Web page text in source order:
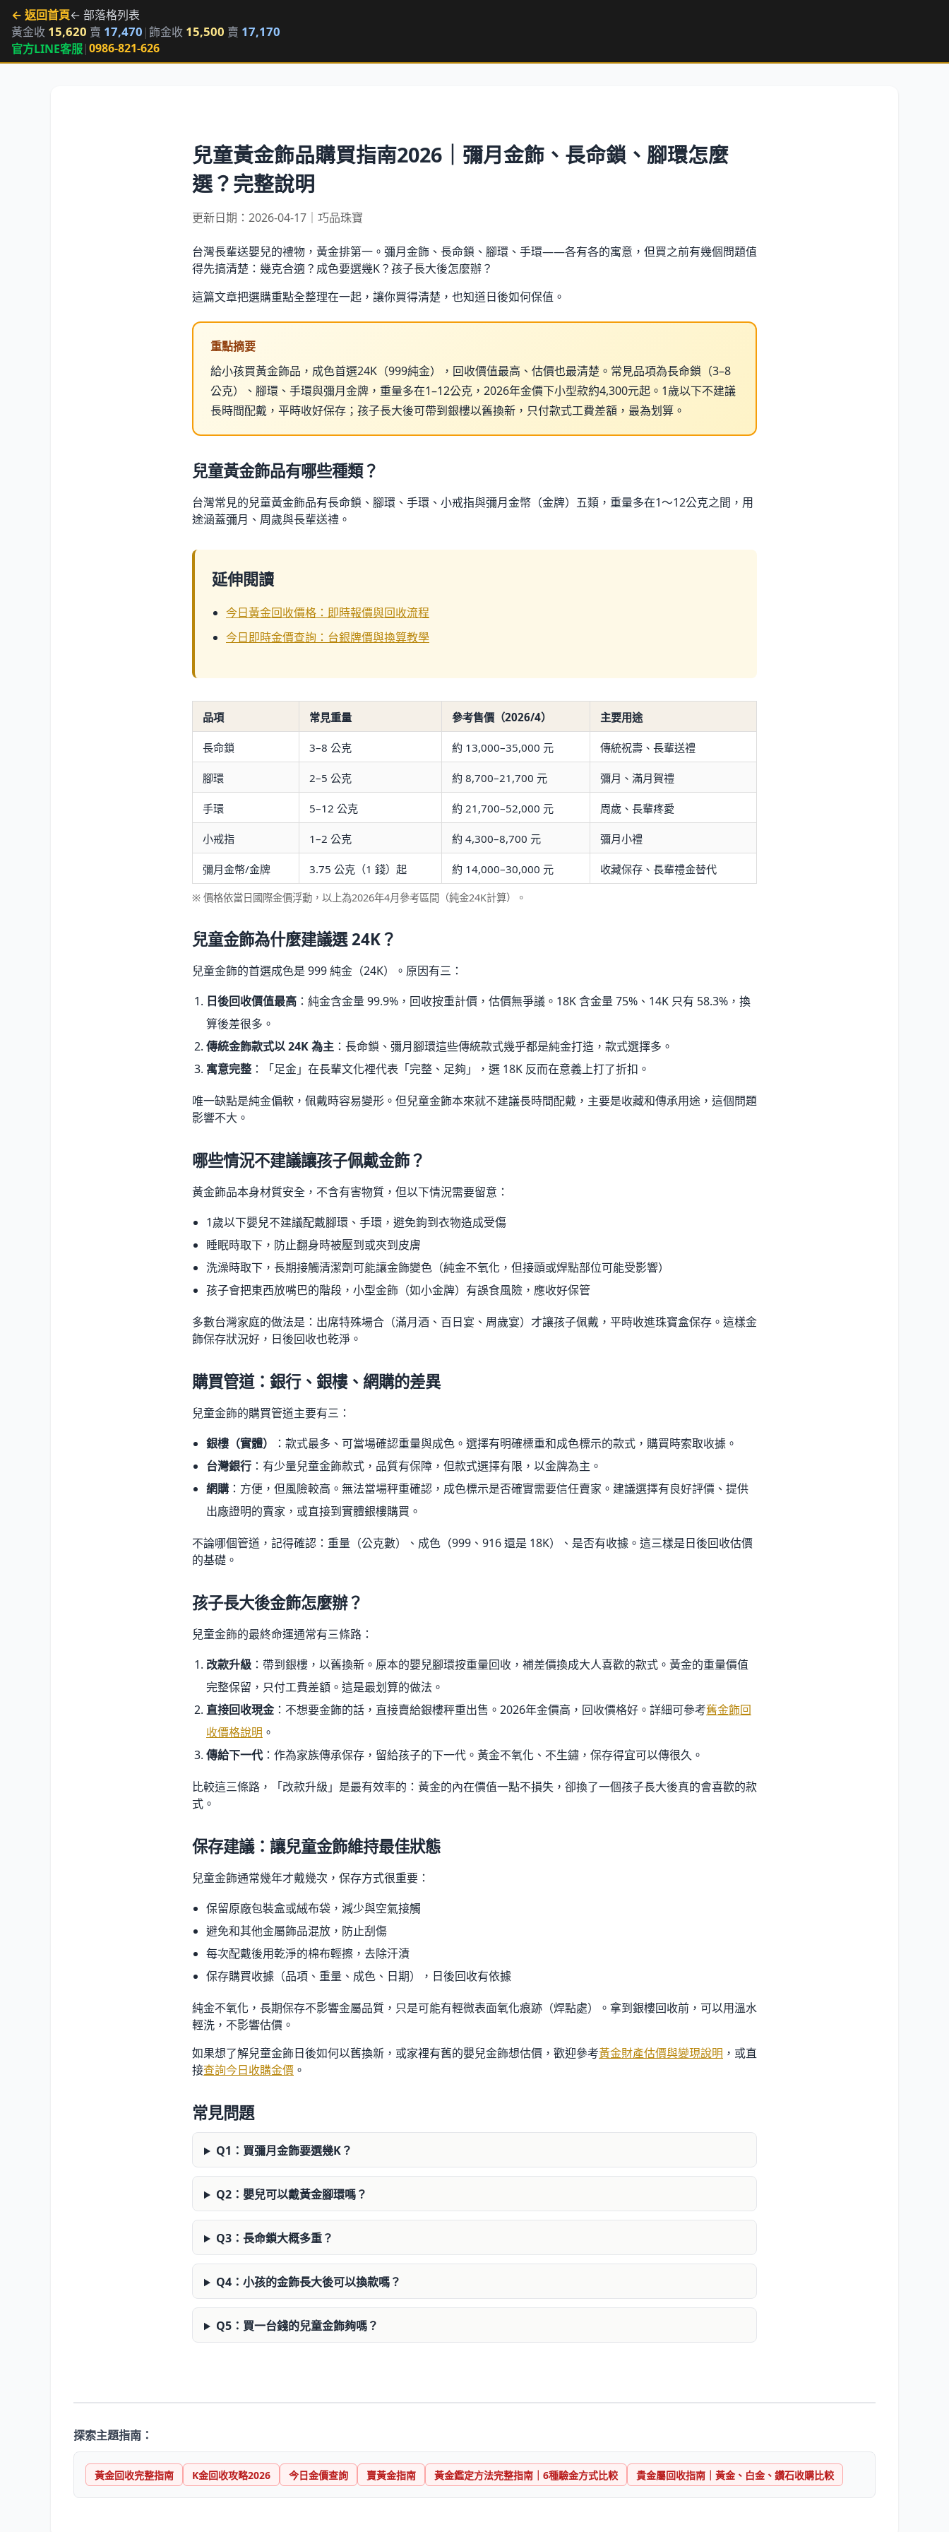
← 返回首頁← 部落格列表
黃金收 15,620 賣 17,470 |飾金收 15,500 賣 17,170
官方LINE客服|0986-821-626
兒童黃金飾品購買指南2026｜彌月金飾、長命鎖、腳環怎麼
選？完整說明
更新日期：2026-04-17｜巧品珠寶
台灣長輩送嬰兒的禮物，黃金排第一。彌月金飾、長命鎖、腳環、手環——各有各的寓意，但買之前有幾個問題值
得先搞清楚：幾克合適？成色要選幾K？孩子長大後怎麼辦？
這篇文章把選購重點全整理在一起，讓你買得清楚，也知道日後如何保值。
重點摘要
給小孩買黃金飾品，成色首選24K（999純金），回收價值最高、估價也最清楚。常見品項為長命鎖（3–8
公克）、腳環、手環與彌月金牌，重量多在1–12公克，2026年金價下小型款約4,300元起。1歲以下不建議
長時間配戴，平時收好保存；孩子長大後可帶到銀樓以舊換新，只付款式工費差額，最為划算。
兒童黃金飾品有哪些種類？
台灣常見的兒童黃金飾品有長命鎖、腳環、手環、小戒指與彌月金幣（金牌）五類，重量多在1～12公克之間，用
途涵蓋彌月、周歲與長輩送禮。
延伸閱讀
今日黃金回收價格：即時報價與回收流程
今日即時金價查詢：台銀牌價與換算教學
品項 常見重量 參考售價（2026/4） 主要用途
長命鎖 3–8 公克 約 13,000–35,000 元 傳統祝壽、長輩送禮
腳環 2–5 公克 約 8,700–21,700 元 彌月、滿月賀禮
手環 5–12 公克 約 21,700–52,000 元 周歲、長輩疼愛
小戒指 1–2 公克 約 4,300–8,700 元 彌月小禮
彌月金幣/金牌 3.75 公克（1 錢）起 約 14,000–30,000 元 收藏保存、長輩禮金替代
※ 價格依當日國際金價浮動，以上為2026年4月參考區間（純金24K計算）。
兒童金飾為什麼建議選 24K？
兒童金飾的首選成色是 999 純金（24K）。原因有三：
日後回收價值最高 ：純金含金量 99.9%，回收按重計價，估價無爭議。18K 含金量 75%、14K 只有 58.3%，換
算後差很多。
傳統金飾款式以 24K 為主 ：長命鎖、彌月腳環這些傳統款式幾乎都是純金打造，款式選擇多。
寓意完整 ：「足金」在長輩文化裡代表「完整、足夠」，選 18K 反而在意義上打了折扣。
唯一缺點是純金偏軟，佩戴時容易變形。但兒童金飾本來就不建議長時間配戴，主要是收藏和傳承用途，這個問題
影響不大。
哪些情況不建議讓孩子佩戴金飾？
黃金飾品本身材質安全，不含有害物質，但以下情況需要留意：
1歲以下嬰兒不建議配戴腳環、手環，避免鉤到衣物造成受傷
睡眠時取下，防止翻身時被壓到或夾到皮膚
洗澡時取下，長期接觸清潔劑可能讓金飾變色（純金不氧化，但接頭或焊點部位可能受影響）
孩子會把東西放嘴巴的階段，小型金飾（如小金牌）有誤食風險，應收好保管
多數台灣家庭的做法是：出席特殊場合（滿月酒、百日宴、周歲宴）才讓孩子佩戴，平時收進珠寶盒保存。這樣金
飾保存狀況好，日後回收也乾淨。
購買管道：銀行、銀樓、網購的差異
兒童金飾的購買管道主要有三：
銀樓（實體）
：款式最多、可當場確認重量與成色。選擇有明確標重和成色標示的款式，購買時索取收據。
台灣銀行 ：有少量兒童金飾款式，品質有保障，但款式選擇有限，以金牌為主。
網購 ：方便，但風險較高。無法當場秤重確認，成色標示是否確實需要信任賣家。建議選擇有良好評價、提供
出廠證明的賣家，或直接到實體銀樓購買。
不論哪個管道，記得確認：重量（公克數）、成色（999、916 還是 18K）、是否有收據。這三樣是日後回收估價
的基礎。
孩子長大後金飾怎麼辦？
兒童金飾的最終命運通常有三條路：
改款升級 ：帶到銀樓，以舊換新。原本的嬰兒腳環按重量回收，補差價換成大人喜歡的款式。黃金的重量價值
完整保留，只付工費差額。這是最划算的做法。
直接回收現金：不想要金飾的話，直接賣給銀樓秤重出售。2026年金價高，回收價格好。詳細可參考舊金飾回
收價格說明 。
傳給下一代：作為家族傳承保存，留給孩子的下一代。黃金不氧化、不生鏽，保存得宜可以傳很久。
比較這三條路，「改款升級」是最有效率的：黃金的內在價值一點不損失，卻換了一個孩子長大後真的會喜歡的款
式。
保存建議：讓兒童金飾維持最佳狀態
兒童金飾通常幾年才戴幾次，保存方式很重要：
保留原廠包裝盒或絨布袋，減少與空氣接觸
避免和其他金屬飾品混放，防止刮傷
每次配戴後用乾淨的棉布輕擦，去除汗漬
保存購買收據（品項、重量、成色、日期），日後回收有依據
純金不氧化，長期保存不影響金屬品質，只是可能有輕微表面氧化痕跡（焊點處）。拿到銀樓回收前，可以用溫水
輕洗，不影響估價。
如果想了解兒童金飾日後如何以舊換新，或家裡有舊的嬰兒金飾想估價，歡迎參考黃金財產估價與變現說明 ，或直
接查詢今日收購金價 。
常見問題
Q1：買彌月金飾要選幾K？
Q2：嬰兒可以戴黃金腳環嗎？
Q3：長命鎖大概多重？
Q4：小孩的金飾長大後可以換款嗎？
Q5：買一台錢的兒童金飾夠嗎？
探索主題指南：
黃金回收完整指南 K金回收攻略2026 今日金價查詢 賣黃金指南 黃金鑑定方法完整指南｜6種驗金方式比較 貴金屬回收指南｜黃金、白金、鑽石收購比較